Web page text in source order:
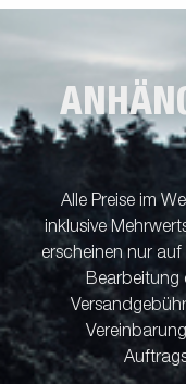
Alle Preise im
inklusive
erscheinen nur
Bearbeitung